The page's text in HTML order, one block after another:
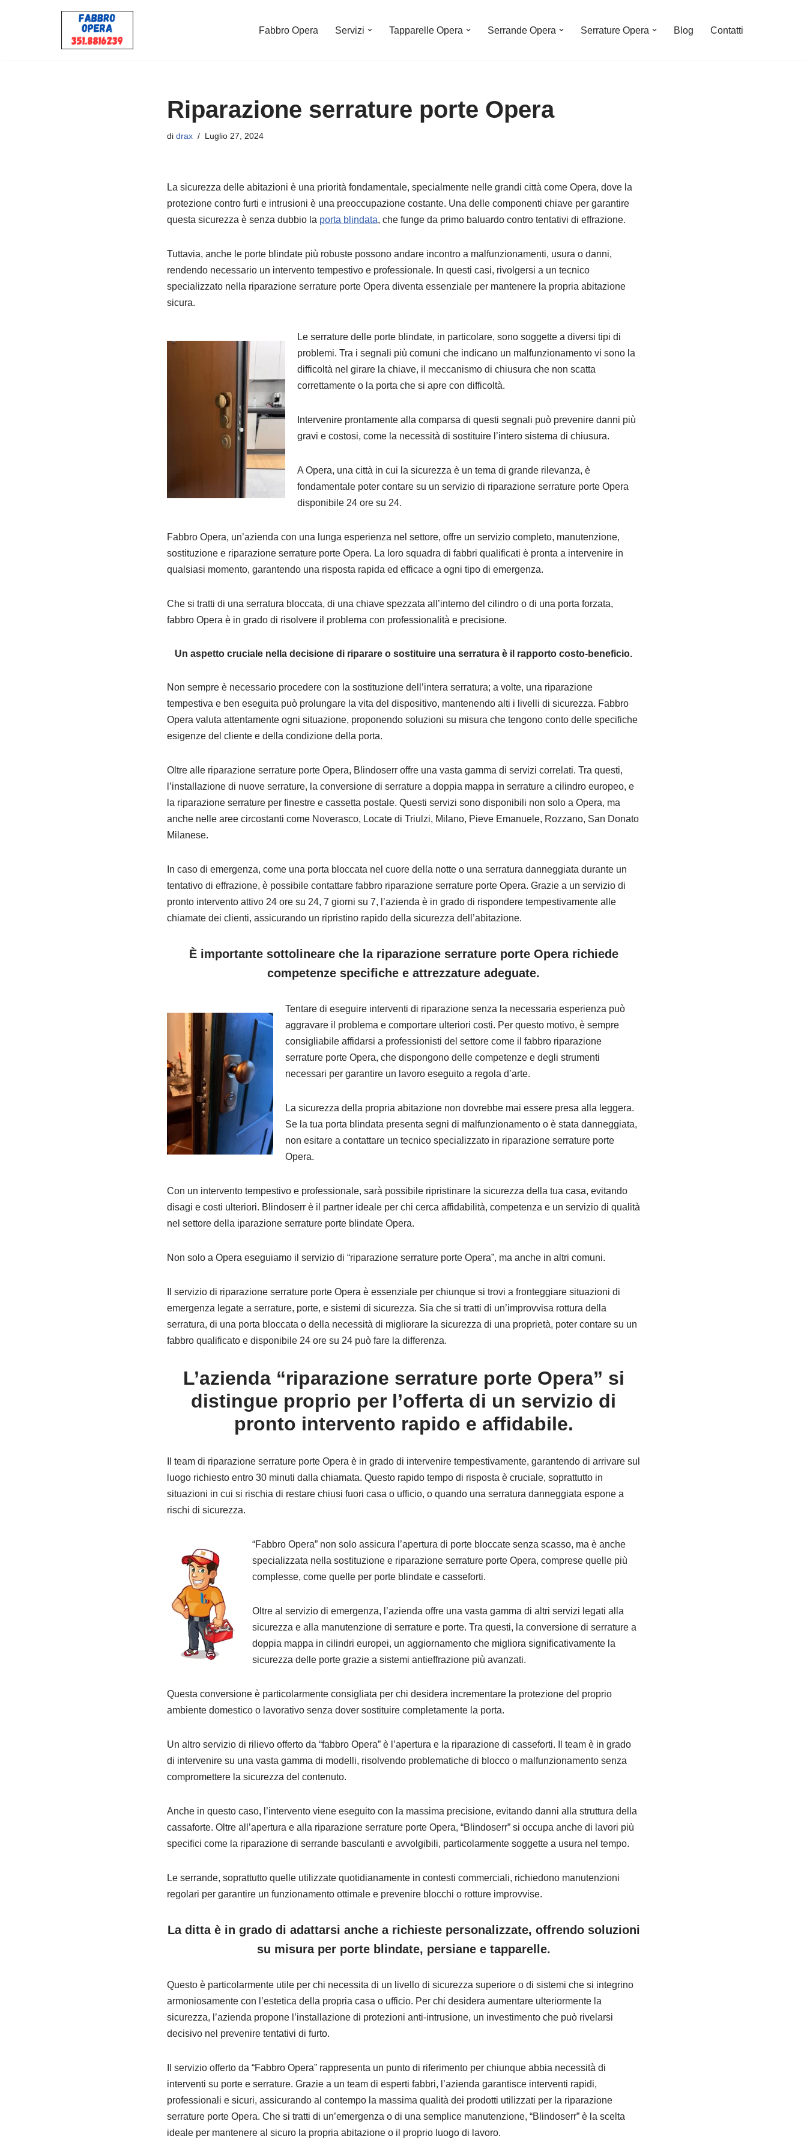
Fabbro Opera Servizi Tapparelle Opera Serrande Opera Serrature Opera Blog Contatti
Riparazione serrature porte Opera
di drax Luglio 27, 2024
La sicurezza delle abitazioni è una priorità fondamentale, specialmente nelle grandi città come Opera, dove la
protezione contro furti e intrusioni è una preoccupazione costante. Una delle componenti chiave per garantire
questa sicurezza è senza dubbio la porta blindata, che funge da primo baluardo contro tentativi di effrazione.
Tuttavia, anche le porte blindate più robuste possono andare incontro a malfunzionamenti, usura o danni,
rendendo necessario un intervento tempestivo e professionale. In questi casi, rivolgersi a un tecnico
specializzato nella riparazione serrature porte Opera diventa essenziale per mantenere la propria abitazione
sicura.
Le serrature delle porte blindate, in particolare, sono soggette a diversi tipi di
problemi. Tra i segnali più comuni che indicano un malfunzionamento vi sono la
difficoltà nel girare la chiave, il meccanismo di chiusura che non scatta
correttamente o la porta che si apre con difficoltà.
Intervenire prontamente alla comparsa di questi segnali può prevenire danni più
gravi e costosi, come la necessità di sostituire l’intero sistema di chiusura.
A Opera, una città in cui la sicurezza è un tema di grande rilevanza, è
fondamentale poter contare su un servizio di riparazione serrature porte Opera
disponibile 24 ore su 24.
Fabbro Opera, un’azienda con una lunga esperienza nel settore, offre un servizio completo, manutenzione,
sostituzione e riparazione serrature porte Opera. La loro squadra di fabbri qualificati è pronta a intervenire in
qualsiasi momento, garantendo una risposta rapida ed efficace a ogni tipo di emergenza.
Che si tratti di una serratura bloccata, di una chiave spezzata all’interno del cilindro o di una porta forzata,
fabbro Opera è in grado di risolvere il problema con professionalità e precisione.
Un aspetto cruciale nella decisione di riparare o sostituire una serratura è il rapporto costo-beneficio.
Non sempre è necessario procedere con la sostituzione dell’intera serratura; a volte, una riparazione
tempestiva e ben eseguita può prolungare la vita del dispositivo, mantenendo alti i livelli di sicurezza. Fabbro
Opera valuta attentamente ogni situazione, proponendo soluzioni su misura che tengono conto delle specifiche
esigenze del cliente e della condizione della porta.
Oltre alle riparazione serrature porte Opera, Blindoserr offre una vasta gamma di servizi correlati. Tra questi,
l’installazione di nuove serrature, la conversione di serrature a doppia mappa in serrature a cilindro europeo, e
la riparazione serrature per finestre e cassetta postale. Questi servizi sono disponibili non solo a Opera, ma
anche nelle aree circostanti come Noverasco, Locate di Triulzi, Milano, Pieve Emanuele, Rozzano, San Donato
Milanese.
In caso di emergenza, come una porta bloccata nel cuore della notte o una serratura danneggiata durante un
tentativo di effrazione, è possibile contattare fabbro riparazione serrature porte Opera. Grazie a un servizio di
pronto intervento attivo 24 ore su 24, 7 giorni su 7, l’azienda è in grado di rispondere tempestivamente alle
chiamate dei clienti, assicurando un ripristino rapido della sicurezza dell’abitazione.
È importante sottolineare che la riparazione serrature porte Opera richiede
competenze specifiche e attrezzature adeguate.
Tentare di eseguire interventi di riparazione senza la necessaria esperienza può
aggravare il problema e comportare ulteriori costi. Per questo motivo, è sempre
consigliabile affidarsi a professionisti del settore come il fabbro riparazione
serrature porte Opera, che dispongono delle competenze e degli strumenti
necessari per garantire un lavoro eseguito a regola d’arte.
La sicurezza della propria abitazione non dovrebbe mai essere presa alla leggera.
Se la tua porta blindata presenta segni di malfunzionamento o è stata danneggiata,
non esitare a contattare un tecnico specializzato in riparazione serrature porte
Opera.
Con un intervento tempestivo e professionale, sarà possibile ripristinare la sicurezza della tua casa, evitando
disagi e costi ulteriori. Blindoserr è il partner ideale per chi cerca affidabilità, competenza e un servizio di qualità
nel settore della iparazione serrature porte blindate Opera.
Non solo a Opera eseguiamo il servizio di “riparazione serrature porte Opera”, ma anche in altri comuni.
Il servizio di riparazione serrature porte Opera è essenziale per chiunque si trovi a fronteggiare situazioni di
emergenza legate a serrature, porte, e sistemi di sicurezza. Sia che si tratti di un’improvvisa rottura della
serratura, di una porta bloccata o della necessità di migliorare la sicurezza di una proprietà, poter contare su un
fabbro qualificato e disponibile 24 ore su 24 può fare la differenza.
L’azienda “riparazione serrature porte Opera” si
distingue proprio per l’offerta di un servizio di
pronto intervento rapido e affidabile.
Il team di riparazione serrature porte Opera è in grado di intervenire tempestivamente, garantendo di arrivare sul
luogo richiesto entro 30 minuti dalla chiamata. Questo rapido tempo di risposta è cruciale, soprattutto in
situazioni in cui si rischia di restare chiusi fuori casa o ufficio, o quando una serratura danneggiata espone a
rischi di sicurezza.
“Fabbro Opera” non solo assicura l’apertura di porte bloccate senza scasso, ma è anche
specializzata nella sostituzione e riparazione serrature porte Opera, comprese quelle più
complesse, come quelle per porte blindate e casseforti.
Oltre al servizio di emergenza, l’azienda offre una vasta gamma di altri servizi legati alla
sicurezza e alla manutenzione di serrature e porte. Tra questi, la conversione di serrature a
doppia mappa in cilindri europei, un aggiornamento che migliora significativamente la
sicurezza delle porte grazie a sistemi antieffrazione più avanzati.
Questa conversione è particolarmente consigliata per chi desidera incrementare la protezione del proprio
ambiente domestico o lavorativo senza dover sostituire completamente la porta.
Un altro servizio di rilievo offerto da “fabbro Opera” è l’apertura e la riparazione di casseforti. Il team è in grado
di intervenire su una vasta gamma di modelli, risolvendo problematiche di blocco o malfunzionamento senza
compromettere la sicurezza del contenuto.
Anche in questo caso, l’intervento viene eseguito con la massima precisione, evitando danni alla struttura della
cassaforte. Oltre all’apertura e alla riparazione serrature porte Opera, “Blindoserr” si occupa anche di lavori più
specifici come la riparazione di serrande basculanti e avvolgibili, particolarmente soggette a usura nel tempo.
Le serrande, soprattutto quelle utilizzate quotidianamente in contesti commerciali, richiedono manutenzioni
regolari per garantire un funzionamento ottimale e prevenire blocchi o rotture improvvise.
La ditta è in grado di adattarsi anche a richieste personalizzate, offrendo soluzioni
su misura per porte blindate, persiane e tapparelle.
Questo è particolarmente utile per chi necessita di un livello di sicurezza superiore o di sistemi che si integrino
armoniosamente con l’estetica della propria casa o ufficio. Per chi desidera aumentare ulteriormente la
sicurezza, l’azienda propone l’installazione di protezioni anti-intrusione, un investimento che può rivelarsi
decisivo nel prevenire tentativi di furto.
Il servizio offerto da “Fabbro Opera” rappresenta un punto di riferimento per chiunque abbia necessità di
interventi su porte e serrature. Grazie a un team di esperti fabbri, l’azienda garantisce interventi rapidi,
professionali e sicuri, assicurando al contempo la massima qualità dei prodotti utilizzati per la riparazione
serrature porte Opera. Che si tratti di un’emergenza o di una semplice manutenzione, “Blindoserr” è la scelta
ideale per mantenere al sicuro la propria abitazione o il proprio luogo di lavoro.